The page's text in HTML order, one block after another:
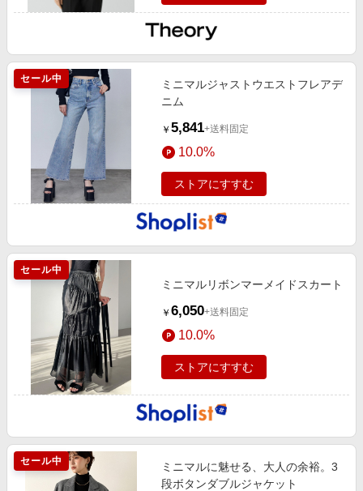
インテリア・寝具
旅行・レジャー・ホテル予約
生活・お役立ち
金融・マネー・保険
デジタルコンテンツ
ビジネス・その他サービス
お中元特集2026
とことん買い物チャレンジ
Apple公式サイト×楽天カード分割払い
Qoo10メガポ
セール中
ミニマルジャストウエストフレアデ
ニム
￥ 5,841+送料固定
10.0%
ストアにすすむ
セール中
ミニマルリボンマーメイドスカート
￥ 6,050+送料固定
10.0%
ストアにすすむ
セール中
ミニマルに魅せる、大人の余裕。3
段ボタンダブルジャケット